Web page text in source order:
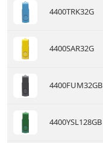
4400TRK32G
4400SAR32G
4400FUM32GB
4400YSL128GB